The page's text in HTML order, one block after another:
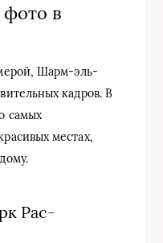
в
Шарм-эль-
кадров. В
самых
местах,
Рас-